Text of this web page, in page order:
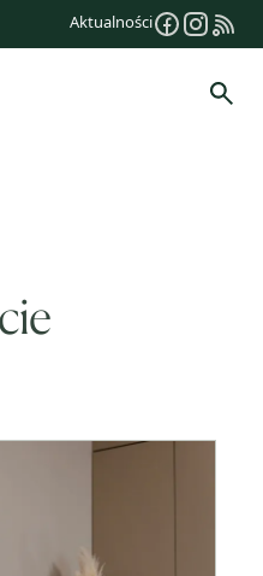
Aktualności